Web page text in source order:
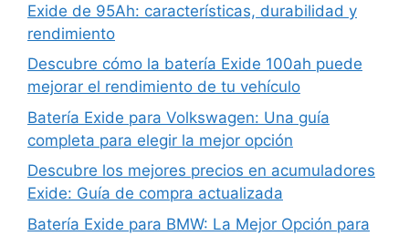
Exide de 95Ah: características, durabilidad y
rendimiento
Descubre cómo la batería Exide 100ah puede
mejorar el rendimiento de tu vehículo
Batería Exide para Volkswagen: Una guía
completa para elegir la mejor opción
Descubre los mejores precios en acumuladores
Exide: Guía de compra actualizada
Batería Exide para BMW: La Mejor Opción para